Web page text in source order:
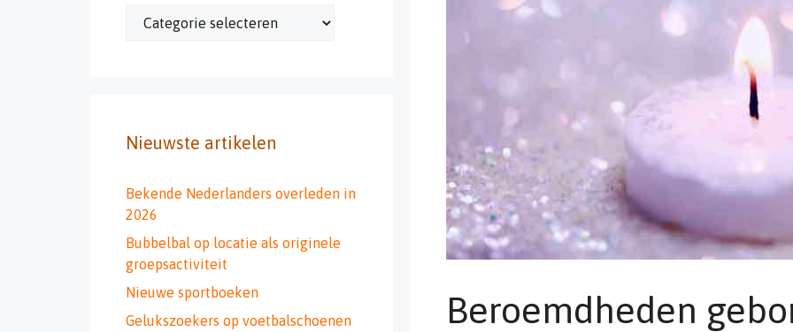
Beroemdheden
Categorieën
Nieuwste artikelen
Bekende Nederlanders overleden in
2026
Bubbelbal op locatie als originele
groepsactiviteit
Nieuwe sportboeken
Gelukszoekers op voetbalschoenen